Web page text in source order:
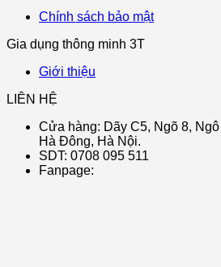
Chính sách bảo mật
Gia dụng thông minh 3T
Giới thiệu
LIÊN HỆ
Cửa hàng: Dãy C5, Ngõ 8,
Hà Đông, Hà Nội.
SDT: 0708 095 511
Fanpage: